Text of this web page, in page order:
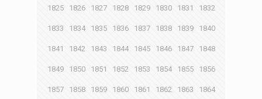
1825 1826 1827 1828 1829 1830 1831 1832
1833 1834 1835 1836 1837 1838 1839 1840
1841 1842 1843 1844 1845 1846 1847 1848
1849 1850 1851 1852 1853 1854 1855 1856
1857 1858 1859 1860 1861 1862 1863 1864